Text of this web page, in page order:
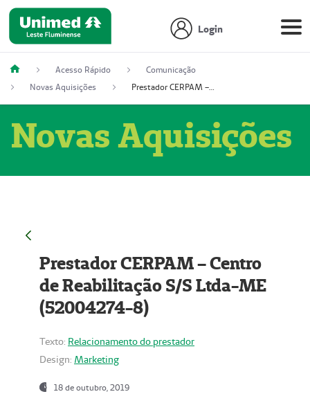
Login
Acesso Rápido
Comunicação
Novas Aquisições
Prestador CERPAM – Centro de Reabilitação S/S Ltda-ME (52004274-8)
Novas Aquisições
Prestador CERPAM – Centro
de Reabilitação S/S Ltda-ME
(52004274-8)
Texto: Relacionamento do prestador
Design: Marketing
18 de outubro, 2019